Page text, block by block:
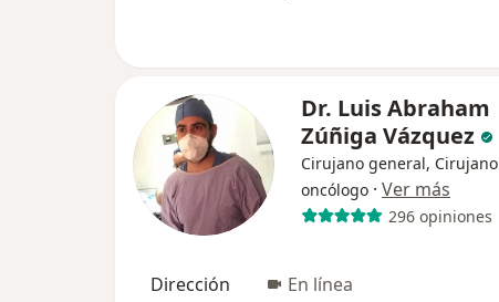
Dr. Luis Abraham
Zúñiga Vázquez
Cirujano general, Cirujano
oncólogo · Ver más
296 opiniones
Dirección En línea